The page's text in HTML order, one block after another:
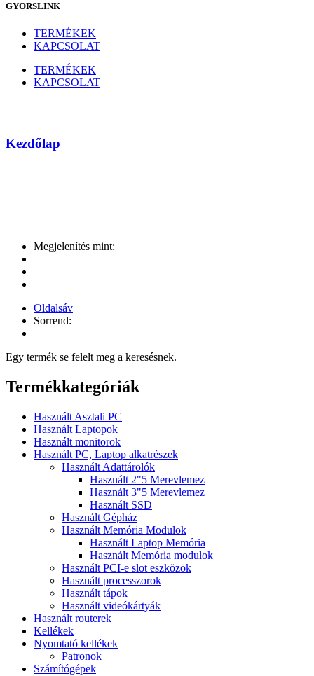
GYORSLINK
TERMÉKEK
KAPCSOLAT
TERMÉKEK
KAPCSOLAT
Kezdőlap
Megjelenítés mint:
Oldalsáv
Sorrend:
Egy termék se felelt meg a keresésnek.
Termékkategóriák
Használt Asztali PC
Használt Laptopok
Használt monitorok
Használt PC, Laptop alkatrészek
Használt Adattárolók
Használt 2"5 Merevlemez
Használt 3"5 Merevlemez
Használt SSD
Használt Gépház
Használt Memória Modulok
Használt Laptop Memória
Használt Memória modulok
Használt PCI-e slot eszközök
Használt processzorok
Használt tápok
Használt videókártyák
Használt routerek
Kellékek
Nyomtató kellékek
Patronok
Számítógépek